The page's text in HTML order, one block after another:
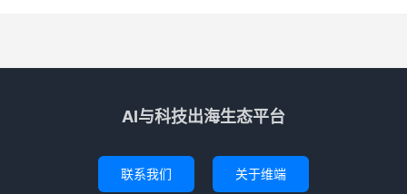
AI与科技出海生态平台
联系我们 关于维端